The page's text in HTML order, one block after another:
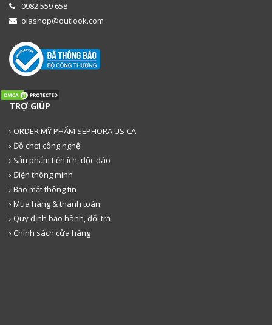
0982 559 658
olashop@outlook.com
TRỢ GIÚP
› ORDER MỸ PHẨM SEPHORA US CA
› Đồ chơi công nghệ
› Sản phẩm tiện ích, độc đáo
› Điện thông minh
› Bảo mật thông tin
› Mua hàng & thanh toán
› Quy định bảo hành, đổi trả
› Chính sách cửa hàng